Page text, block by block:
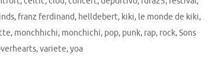
, franz ferdinand, helldebert, kiki, le monde de kiki,
, monchhichi, monchichi, pop, punk, rap, rock,Sons
,variete,yoa